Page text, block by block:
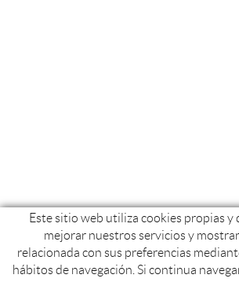
Este sitio web utiliza cookies propias y
mejorar nuestros servicios y
relacionada con sus preferencias
hábitos de navegación. Si continua